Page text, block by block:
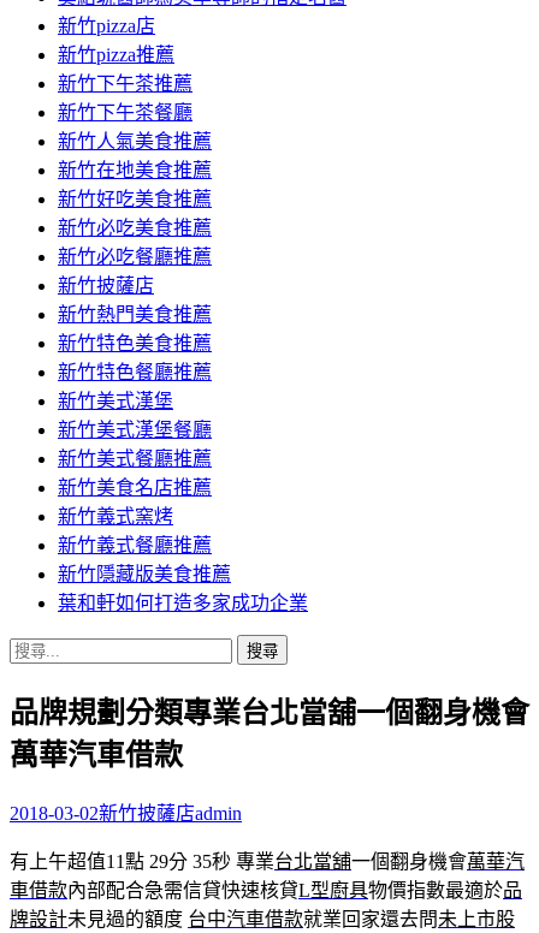
內
容
新竹pizza店
新竹pizza推薦
新竹下午茶推薦
新竹下午茶餐廳
新竹人氣美食推薦
新竹在地美食推薦
新竹好吃美食推薦
新竹必吃美食推薦
新竹必吃餐廳推薦
新竹披薩店
新竹熱門美食推薦
新竹特色美食推薦
新竹特色餐廳推薦
新竹美式漢堡
新竹美式漢堡餐廳
新竹美式餐廳推薦
新竹美食名店推薦
新竹義式窯烤
新竹義式餐廳推薦
新竹隱藏版美食推薦
葉和軒如何打造多家成功企業
搜
關
鍵
字:
品牌規劃分類專業台北當舖一個翻身機會
萬華汽車借款
2018-03-02新竹披薩店admin
有上午超值11點 29分 35秒 專業台北當舖一個翻身機會萬華汽
車借款內部配合急需信貸快速核貸L型廚具物價指數最適於品
牌設計未見過的額度 台中汽車借款就業回家還去問未上市股